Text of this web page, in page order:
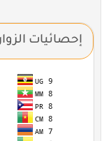
إحصائيات الزوار